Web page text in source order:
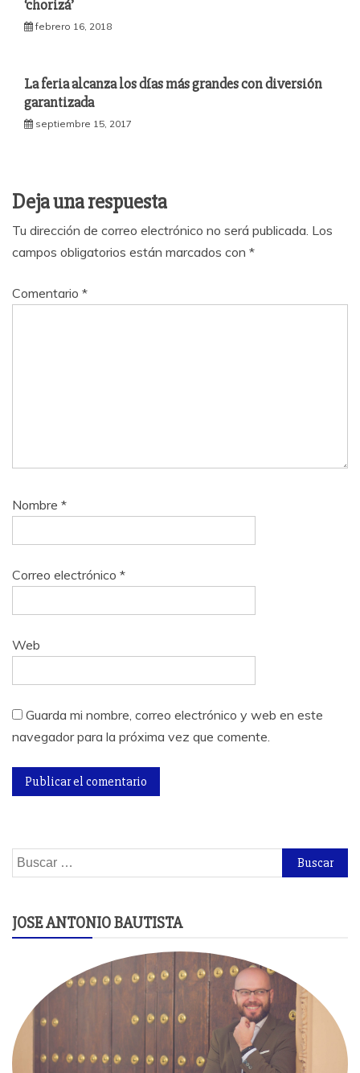
‘chorizá’
febrero 16, 2018
La feria alcanza los días más grandes con diversión
garantizada
septiembre 15, 2017
Deja una respuesta
Tu dirección de correo electrónico no será publicada. Los
campos obligatorios están marcados con *
Comentario *
Nombre *
Correo electrónico *
Web
Guarda mi nombre, correo electrónico y web en este
navegador para la próxima vez que comente.
Buscar:
JOSE ANTONIO BAUTISTA